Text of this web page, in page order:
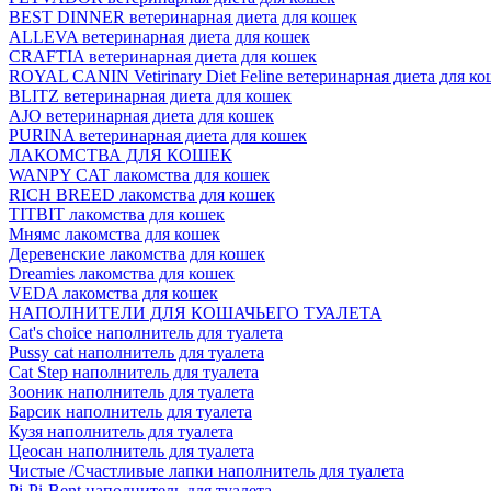
BEST DINNER ветеринарная диета для кошек
ALLEVA ветеринарная диета для кошек
CRAFTIA ветеринарная диета для кошек
ROYAL CANIN Vetirinary Diet Feline ветеринарная диета для
BLITZ ветеринарная диета для кошек
AJO ветеринарная диета для кошек
PURINA ветеринарная диета для кошек
ЛАКОМСТВА ДЛЯ КОШЕК
WANPY CAT лакомства для кошек
RICH BREED лакомства для кошек
TITBIT лакомства для кошек
Мнямс лакомства для кошек
Деревенские лакомства для кошек
Dreamies лакомства для кошек
VEDA лакомства для кошек
НАПОЛНИТЕЛИ ДЛЯ КОШАЧЬЕГО ТУАЛЕТА
Cat's choice наполнитель для туалета
Pussy cat наполнитель для туалета
Cat Step наполнитель для туалета
Зооник наполнитель для туалета
Барсик наполнитель для туалета
Кузя наполнитель для туалета
Цеосан наполнитель для туалета
Чистые /Счастливые лапки наполнитель для туалета